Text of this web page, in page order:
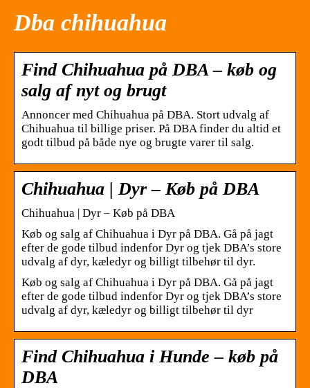
Dba chihuahua
Find Chihuahua på DBA – køb og
salg af nyt og brugt
Annoncer med Chihuahua på DBA. Stort udvalg af
Chihuahua til billige priser. På DBA finder du altid et
godt tilbud på både nye og brugte varer til salg.
Chihuahua | Dyr – Køb på DBA
Chihuahua | Dyr – Køb på DBA
Køb og salg af Chihuahua i Dyr på DBA. Gå på jagt
efter de gode tilbud indenfor Dyr og tjek DBA’s store
udvalg af dyr, kæledyr og billigt tilbehør til dyr.
Køb og salg af Chihuahua i Dyr på DBA. Gå på jagt
efter de gode tilbud indenfor Dyr og tjek DBA’s store
udvalg af dyr, kæledyr og billigt tilbehør til dyr
Find Chihuahua i Hunde – køb på
DBA